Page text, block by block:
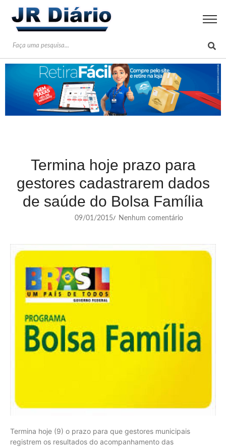
Termina hoje prazo para
gestores cadastrarem dados
de saúde do Bolsa Família
09/01/2015/ Nenhum comentário
Termina hoje (9) o prazo para que gestores municipais
registrem os resultados do acompanhamento das